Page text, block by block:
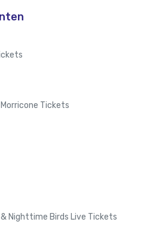
Tickets
Nighttime Birds Live Tickets